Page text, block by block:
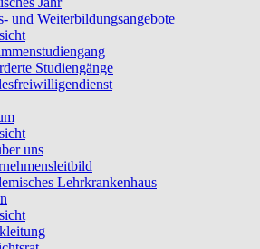
und Weiterbildungsangebote
Studiengänge
uns
Lehrkrankenhaus